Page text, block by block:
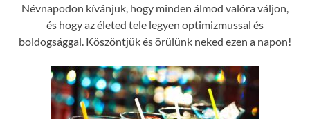
Névnapodon kívánjuk, hogy minden álmod valóra váljon,
és hogy az életed tele legyen optimizmussal és
boldogsággal. Köszöntjük és örülünk neked ezen a napon!